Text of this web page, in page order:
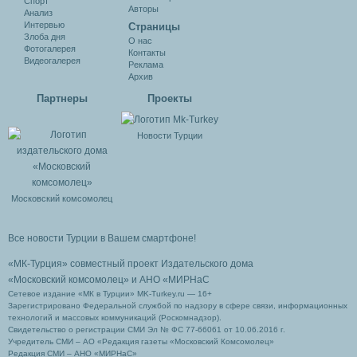
Анализ
Интервью
Злоба дня
Фотогалерея
Видеогалерея
Авторы
Cтраницы
О нас
Контакты
Реклама
Архив
Партнеры
Московский комсомолец
Проекты
Новости Турции
Все новости Турции в Вашем смартфоне!
«МК-Турция» совместный проект Издательского дома
«Московский комсомолец» и АНО «МИРНаС
Сетевое издание «МК в Турции» MK-Turkey.ru — 16+
Зарегистрировано Федеральной службой по надзору в сфере связи, информационных
технологий и массовых коммуникаций (Роскомнадзор).
Свидетельство о регистрации СМИ Эл № ФС 77-66061 от 10.06.2016 г.
Учредитель СМИ – АО «Редакция газеты «Московский Комсомолец»
Редакция СМИ – АНО «МИРНаС»